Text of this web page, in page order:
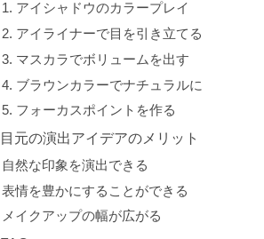
1. アイシャドウのカラープレイ
2. アイライナーで目を引き立てる
3. マスカラでボリュームを出す
4. ブラウンカラーでナチュラルに
5. フォーカスポイントを作る
目元の演出アイデアのメリット
自然な印象を演出できる
表情を豊かにすることができる
メイクアップの幅が広がる